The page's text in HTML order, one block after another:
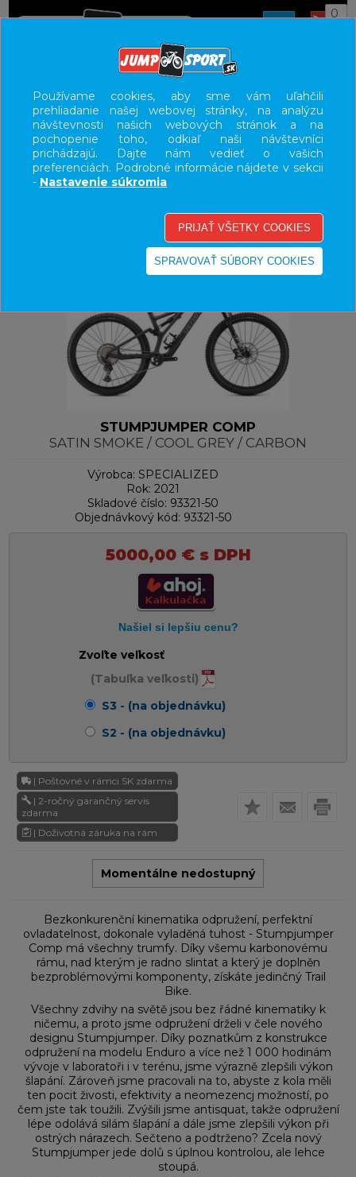
0
TRAIL
UŽÍVATEĽSKÝ PANEL
KATEGÓRIE
VÝPREDAJ - VŠETKO
STUMPJUMPER COMP
SATIN SMOKE / COOL GREY / CARBON
Výrobca: SPECIALIZED
Rok: 2021
Skladové číslo: 93321-50
Objednávkový kód: 93321-50
5000,00 €s DPH
Zvoľte veľkosť
(Tabuľka veľkosti)
S3 - (na objednávku)
S2 - (na objednávku)
| Poštovné v rámci SK zdarma
| 2-ročný garančný servis
zdarma
| Doživotná záruka na rám
Momentálne nedostupný
Bezkonkurenční kinematika odpružení, perfektní
ovladatelnost, dokonale vyladěná tuhost - Stumpjumper
Comp má všechny trumfy. Díky všemu karbonovému
rámu, nad kterým je radno slintat a který je doplněn
bezproblémovými komponenty, získáte jedinčný Trail
Bike.
Všechny zdvihy na světě jsou bez řádné kinematiky k
ničemu, a proto jsme odpružení drželi v čele nového
designu Stumpjumper. Díky poznatkům z konstrukce
odpružení na modelu Enduro a více než 1 000 hodinám
vývoje v laboratoři i v terénu, jsme výrazně zlepšili výkon
šlapání. Zároveň jsme pracovali na to, abyste z kola měli
ten pocit živosti, efektivity a neomezencj možností, po
čem jste tak toužili. Zvýšili jsme antisquat, takže odpružení
lépe odolává silám šlapání a dále jsme zlepšili výkon při
ostrých nárazech. Sečteno a podtrženo? Zcela nový
Stumpjumper jede dolů s úplnou kontrolou, ale lehce
stoupá.
Používame cookies, aby sme vám uľahčili
prehliadanie našej webovej stránky, na analýzu
návštevnosti našich webových stránok a na
pochopenie toho, odkiaľ naši návštevníci
prichádzajú. Dajte nám vedieť o vašich
preferenciách. Podrobné informácie nájdete v sekcii
- Nastavenie súkromia